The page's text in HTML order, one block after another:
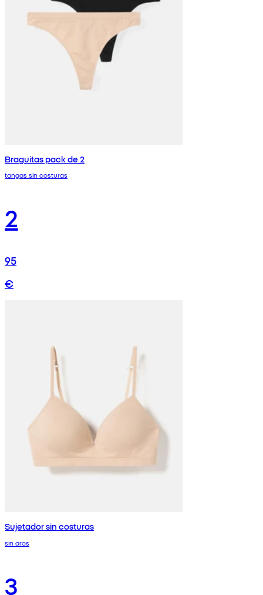
Braguitas pack de 2
tangas sin costuras
2
95
€
Sujetador sin costuras
sin aros
3